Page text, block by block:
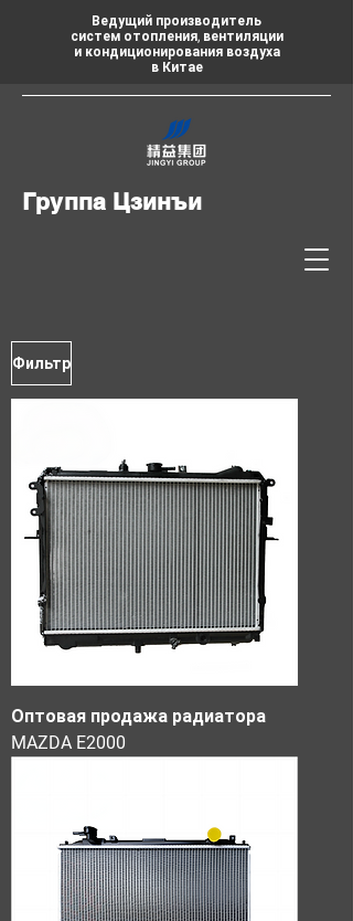
Ведущий производитель
систем отопления, вентиляции
и кондиционирования воздуха
в Китае
Группа Цзинъи
Фильтр
Оптовая продажа радиатора
MAZDA E2000